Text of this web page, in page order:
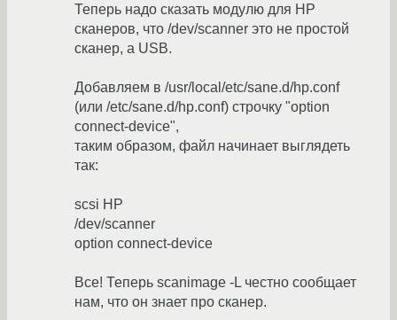
Теперь надо сказать модулю для HP
сканеров, что /dev/scanner это не простой
сканер, а USB.
Добавляем в /usr/local/etc/sane.d/hp.conf
(или /etc/sane.d/hp.conf) строчку "option
connect-device",
таким образом, файл начинает выглядеть
так:
scsi HP
/dev/scanner
option connect-device
Все! Теперь scanimage -L честно сообщает
нам, что он знает про сканер.